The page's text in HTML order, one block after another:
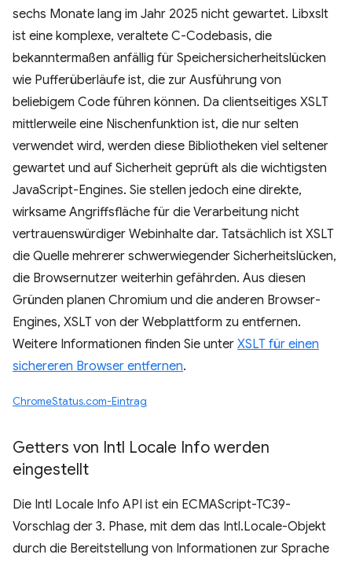
sechs Monate lang im Jahr 2025 nicht gewartet. Libxslt
ist eine komplexe, veraltete C-Codebasis, die
bekanntermaßen anfällig für Speichersicherheitslücken
wie Pufferüberläufe ist, die zur Ausführung von
beliebigem Code führen können. Da clientseitiges XSLT
mittlerweile eine Nischenfunktion ist, die nur selten
verwendet wird, werden diese Bibliotheken viel seltener
gewartet und auf Sicherheit geprüft als die wichtigsten
JavaScript-Engines. Sie stellen jedoch eine direkte,
wirksame Angriffsfläche für die Verarbeitung nicht
vertrauenswürdiger Webinhalte dar. Tatsächlich ist XSLT
die Quelle mehrerer schwerwiegender Sicherheitslücken,
die Browsernutzer weiterhin gefährden. Aus diesen
Gründen planen Chromium und die anderen Browser-
Engines, XSLT von der Webplattform zu entfernen.
Weitere Informationen finden Sie unter XSLT für einen
sichereren Browser entfernen.
ChromeStatus.com-Eintrag
Getters von Intl Locale Info werden
eingestellt
Die Intl Locale Info API ist ein ECMAScript-TC39-
Vorschlag der 3. Phase, mit dem das Intl.Locale-Objekt
durch die Bereitstellung von Informationen zur Sprache